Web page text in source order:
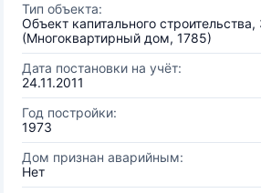
Тип объекта:
Объект капитального
(Многоквартирный дом, 1785)
Дата постановки на учёт:
24.11.2011
Год постройки:
1973
Дом признан аварийным:
Нет